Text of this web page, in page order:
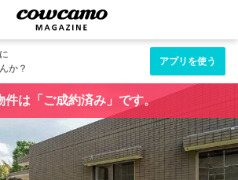
か？
アプリを使う
件は「ご成約済み」です。